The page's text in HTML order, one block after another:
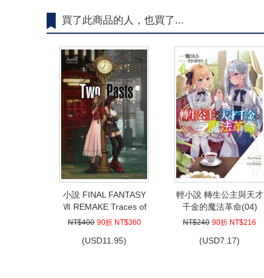
買了此商品的人，也買了...
小說 FINAL FANTASY
Ⅶ REMAKE Traces of
Two Pasts
NT$400 90折 NT$360
(USD11.95)
輕小說 轉生公主與天才
千金的魔法革命(04)
NT$240 90折 NT$216
(USD7.17)